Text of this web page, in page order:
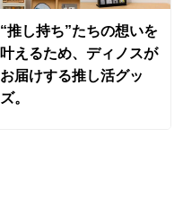
“推し持ち”たちの想いを
叶えるため、ディノスが
お届けする推し活グッ
ズ。